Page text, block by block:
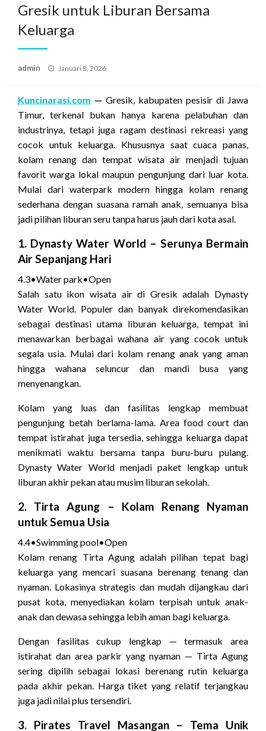
Gresik untuk Liburan Bersama
Keluarga
admin
Posted
Januari 8, 2026
Kuncinarasi.com — Gresik, kabupaten pesisir di Jawa
Timur, terkenal bukan hanya karena pelabuhan dan
industrinya, tetapi juga ragam destinasi rekreasi yang
cocok untuk keluarga. Khususnya saat cuaca panas,
kolam renang dan tempat wisata air menjadi tujuan
favorit warga lokal maupun pengunjung dari luar kota.
Mulai dari waterpark modern hingga kolam renang
sederhana dengan suasana ramah anak, semuanya bisa
jadi pilihan liburan seru tanpa harus jauh dari kota asal.
1. Dynasty Water World – Serunya Bermain
Air Sepanjang Hari
4.3•Water park•Open
Salah satu ikon wisata air di Gresik adalah Dynasty
Water World. Populer dan banyak direkomendasikan
sebagai destinasi utama liburan keluarga, tempat ini
menawarkan berbagai wahana air yang cocok untuk
segala usia. Mulai dari kolam renang anak yang aman
hingga wahana seluncur dan mandi busa yang
menyenangkan.
Kolam yang luas dan fasilitas lengkap membuat
pengunjung betah berlama-lama. Area food court dan
tempat istirahat juga tersedia, sehingga keluarga dapat
menikmati waktu bersama tanpa buru-buru pulang.
Dynasty Water World menjadi paket lengkap untuk
liburan akhir pekan atau musim liburan sekolah.
2. Tirta Agung – Kolam Renang Nyaman
untuk Semua Usia
4.4•Swimming pool•Open
Kolam renang Tirta Agung adalah pilihan tepat bagi
keluarga yang mencari suasana berenang tenang dan
nyaman. Lokasinya strategis dan mudah dijangkau dari
pusat kota, menyediakan kolam terpisah untuk anak-
anak dan dewasa sehingga lebih aman bagi keluarga.
Dengan fasilitas cukup lengkap — termasuk area
istirahat dan area parkir yang nyaman — Tirta Agung
sering dipilih sebagai lokasi berenang rutin keluarga
pada akhir pekan. Harga tiket yang relatif terjangkau
juga jadi nilai plus tersendiri.
3. Pirates Travel Masangan– Tema Unik